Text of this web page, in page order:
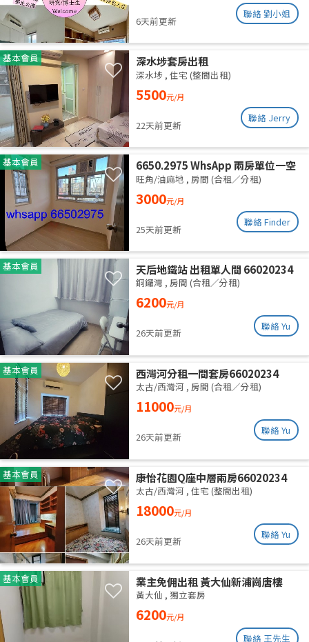
6天前更新
聯絡 劉小姐
基本會員 深水埗套房出租
深水埗 , 住宅 (整間出租)
5500元/月
22天前更新
聯絡 Jerry
基本會員
6650.2975 WhsApp 兩房單位一空
房 旺角 287呎 全新裝修 分租 合租
性別不限 高層有𨋢 四通八達 三面大
窗 空氣流通 乾淨安靜 包wifi水電
旺角/油麻地 , 房間 (合租／分租)
3000元/月
25天前更新
聯絡 Finder
基本會員 天后地鐵站 出租單人間 66020234
銅鑼灣 , 房間 (合租／分租)
6200元/月
26天前更新
聯絡 Yu
基本會員 西灣河分租一間套房66020234
太古/西灣河 , 房間 (合租／分租)
11000元/月
26天前更新
聯絡 Yu
基本會員 康怡花園Q座中層兩房66020234
太古/西灣河 , 住宅 (整間出租)
18000元/月
26天前更新
聯絡 Yu
基本會員
業主免佣出租 黃大仙新浦崗唐樓
（近啟德）
黃大仙 , 獨立套房
6200元/月
聯絡 王先生